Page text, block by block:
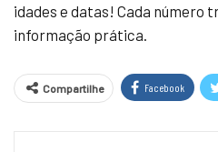
idades e datas! Cada número
informação prática.
Compartilhe Facebook